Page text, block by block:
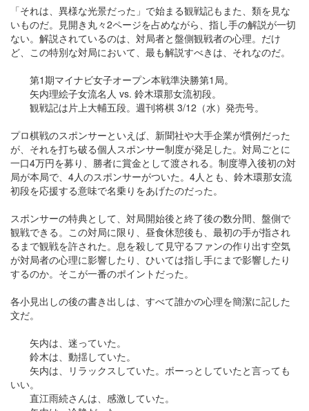
「それは、異様な光景だった」で始まる観戦記もまた、類を見な
いものだ。見開き丸々2ページを占めながら、指し手の解説が一切
ない。解説されているのは、対局者と盤側観戦者の心理。だけ
ど、この特別な対局において、最も解説すべきは、それなのだ。
第1期マイナビ女子オープン本戦準決勝第1局。
矢内理絵子女流名人 vs. 鈴木環那女流初段。
観戦記は片上大輔五段。週刊将棋 3/12（水）発売号。
プロ棋戦のスポンサーといえば、新聞社や大手企業が慣例だった
が、それを打ち破る個人スポンサー制度が発足した。対局ごとに
一口4万円を募り、勝者に賞金として渡される。制度導入後初の対
局が本局で、4人のスポンサーがついた。4人とも、鈴木環那女流
初段を応援する意味で名乗りをあげたのだった。
スポンサーの特典として、対局開始後と終了後の数分間、盤側で
観戦できる。この対局に限り、昼食休憩後も、最初の手が指され
るまで観戦を許された。息を殺して見守るファンの作り出す空気
が対局者の心理に影響したり、ひいては指し手にまで影響したり
するのか。そこが一番のポイントだった。
各小見出しの後の書き出しは、すべて誰かの心理を簡潔に記した
文だ。
矢内は、迷っていた。
鈴木は、動揺していた。
矢内は、リラックスしていた。ボーっとしていたと言っても
いい。
直江雨続さんは、感激していた。